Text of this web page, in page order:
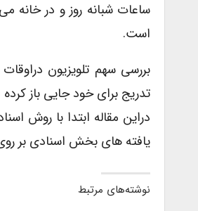
ساعات شبانه روز و در خانه
است.
بررسی سهم تلویزیون
تدریج برای خود جایی باز
دراین مقاله ابتدا با روش
یافته های بخش اسنادی بر
نوشته‌های مرتبط